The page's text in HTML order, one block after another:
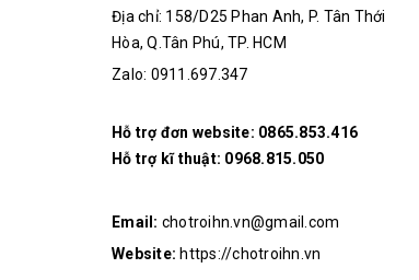
Địa chỉ: 158/D25 Phan Anh, P. Tân Thới
Hòa, Q.Tân Phú, TP. HCM
Zalo: 0911.697.347
Hỗ trợ đơn website: 0865.853.416
Hỗ trợ kĩ thuật: 0968.815.050
Email: chotroihn.vn@gmail.com
Website: https://chotroihn.vn